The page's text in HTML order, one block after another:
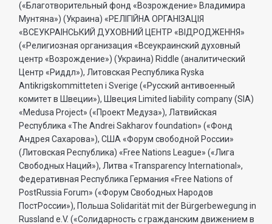
(«Благотворительный фонд «Возрождение» Владимира
Мунтяна») (Украина) «РЕЛIГIЙНА ОРГАНIЗАЦIЯ
«ВСЕУКРАIНСЬКИЙ ДУХОВНИЙ ЦЕНТР «ВIДРОДЖЕННЯ»
(«Религиозная организация «Всеукраинский духовный
центр «Возрождение») (Украина) Riddle (аналитический
Центр «Риддл»), Литовская Республика Ryska
Antikrigskommitteten i Sverige («Русский антивоенный
комитет в Швеции»), Швеция Limited liability company (SIA)
«Medusa Project» («Проект Медуза»), Латвийская
Республика «The Andrei Sakharov foundation» («Фонд
Андрея Сахарова»), США «Форум свободной России»
(Литовская Республика) «Free Nations League» («Лига
Свободных Наций»), Литва «Transparеncy International»,
Федеративная Республика Германия «Free Nations of
PostRussia Forum» («Форум Свободных Народов
ПостРоссии»), Польша Solidarität mit der Bürgerbewegung in
Russland e.V. («Солидарность с гражданским движением в